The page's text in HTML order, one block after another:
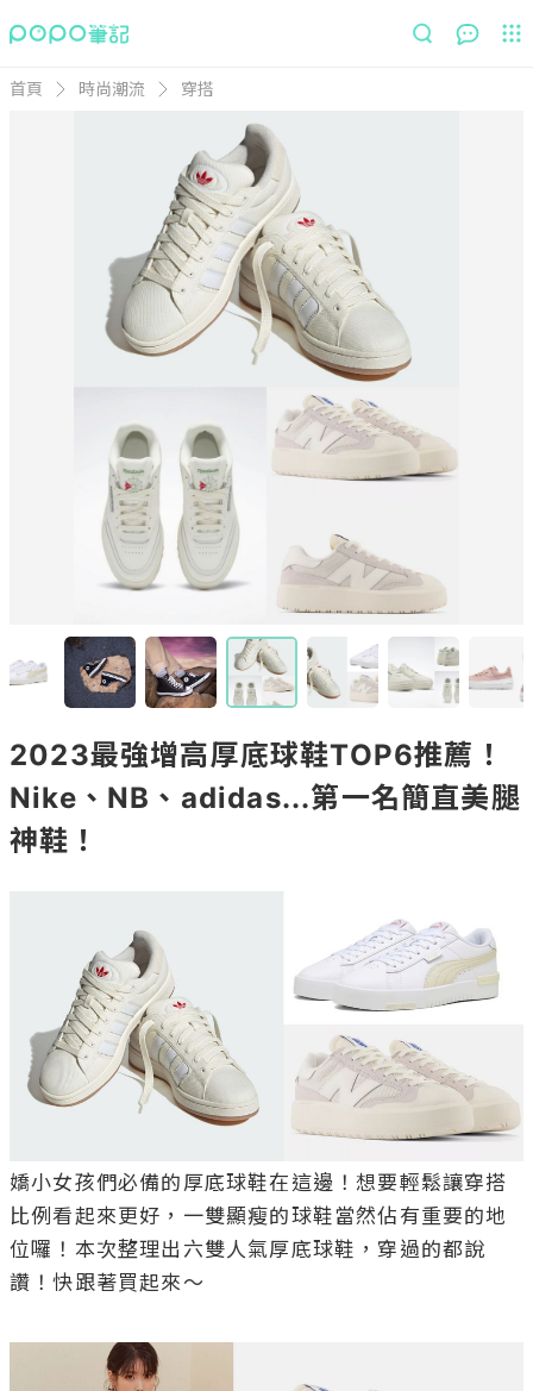
首頁 時尚潮流 穿搭
2023最強增高厚底球鞋TOP6推薦！
Nike、NB、adidas...第一名簡直美腿
神鞋！
嬌小女孩們必備的厚底球鞋在這邊！想要輕鬆讓穿搭
比例看起來更好，一雙顯瘦的球鞋當然佔有重要的地
位囉！本次整理出六雙人氣厚底球鞋，穿過的都說
讚！快跟著買起來～